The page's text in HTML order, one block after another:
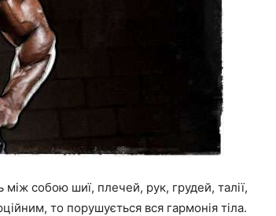
собою шиї, плечей, рук, грудей, талії,
то порушується вся гармонія тіла.